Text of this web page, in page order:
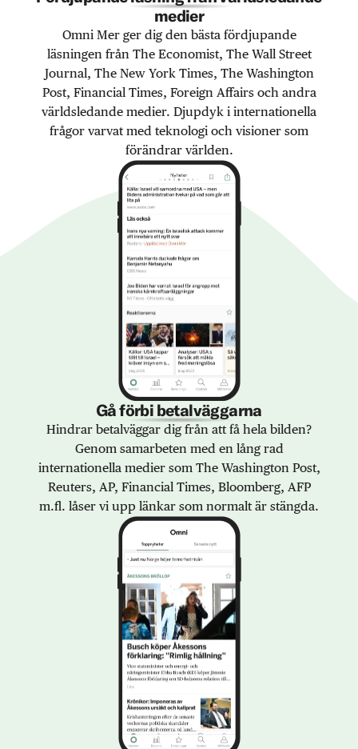
medier
Omni Mer ger dig den bästa fördjupande
läsningen från The Economist, The Wall Street
Journal, The New York Times, The Washington
Post, Financial Times, Foreign Affairs och andra
världsledande medier. Djupdyk i internationella
frågor varvat med teknologi och visioner som
förändrar världen.
Gå förbi betalväggarna
Hindrar betalväggar dig från att få hela bilden?
Genom samarbeten med en lång rad
internationella medier som The Washington Post,
Reuters, AP, Financial Times, Bloomberg, AFP
m.fl. låser vi upp länkar som normalt är stängda.